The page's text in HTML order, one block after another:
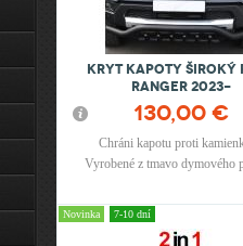
Kryt kapoty široký
Ranger 2023-
130,00 €
Chráni kapotu proti
Vyrobené z tmavo dymového
Novinka 7-10 dní